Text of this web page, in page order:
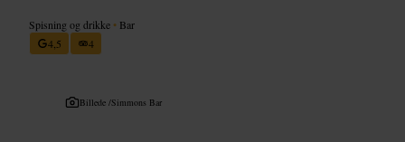
Spisning og drikke • Bar
4,5
4
Billede /Simmons Bar